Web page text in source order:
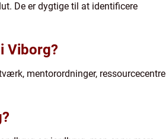
De er dygtige til at identificere
Viborg?
mentorordninger, ressourcecentre